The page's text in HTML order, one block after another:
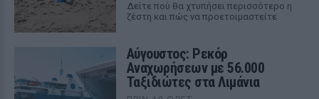
Δείτε πού θα χτυπήσει περισσότερο η
ζέστη και πώς να προετοιμαστείτε
Αύγουστος: Ρεκόρ
Αναχωρήσεων με 56.000
Ταξιδιώτες στα Λιμάνια